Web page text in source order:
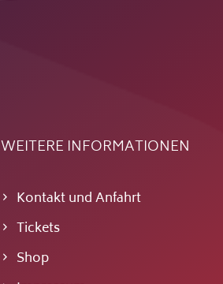
WEITERE INFORMATIONEN
Kontakt und Anfahrt
Tickets
Shop